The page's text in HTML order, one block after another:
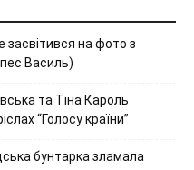
засвітився на фото з
Василь)
та Тіна Кароль
“Голосу країни”
бунтарка зламала